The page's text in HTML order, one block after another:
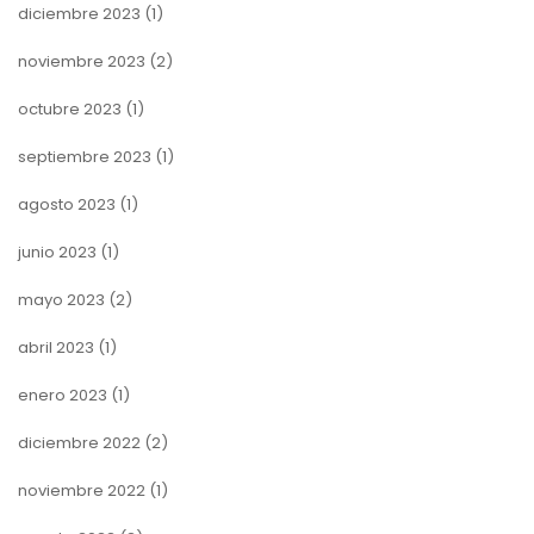
diciembre 2023 (1)
noviembre 2023 (2)
octubre 2023 (1)
septiembre 2023 (1)
agosto 2023 (1)
junio 2023 (1)
mayo 2023 (2)
abril 2023 (1)
enero 2023 (1)
diciembre 2022 (2)
noviembre 2022 (1)